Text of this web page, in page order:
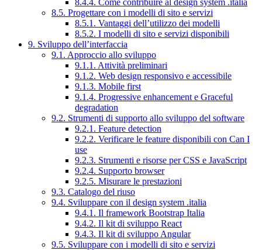
8.5. Progettare con i modelli di sito e servizi
8.5.1. Vantaggi dell’utilizzo dei modelli
8.5.2. I modelli di sito e servizi disponibili
9. Sviluppo dell’interfaccia
9.1. Approccio allo sviluppo
9.1.1. Attività preliminari
9.1.2. Web design responsivo e accessibile
9.1.3. Mobile first
9.1.4. Progressive enhancement e Graceful
degradation
9.2. Strumenti di supporto allo sviluppo del software
9.2.1. Feature detection
9.2.2. Verificare le feature disponibili con Can I
use
9.2.3. Strumenti e risorse per CSS e JavaScript
9.2.4. Supporto browser
9.2.5. Misurare le prestazioni
9.3. Catalogo del riuso
9.4. Sviluppare con il design system .italia
9.4.1. Il framework Bootstrap Italia
9.4.2. Il kit di sviluppo React
9.4.3. Il kit di sviluppo Angular
9.5. Sviluppare con i modelli di sito e servizi